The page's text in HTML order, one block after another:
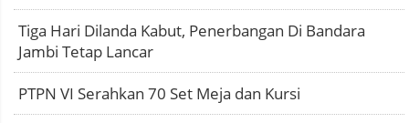
Tiga Hari Dilanda Kabut, Penerbangan Di Bandara
Jambi Tetap Lancar
PTPN VI Serahkan 70 Set Meja dan Kursi